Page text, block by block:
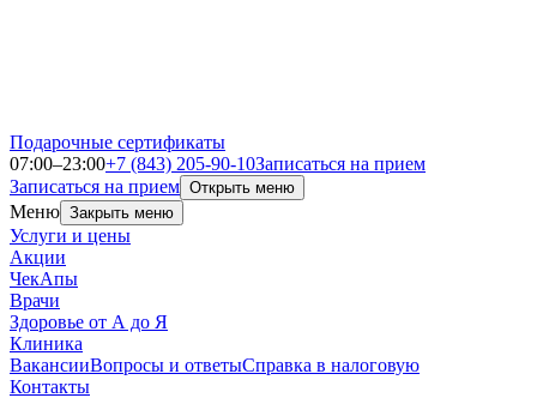
Подарочные сертификаты
07:00–23:00+7 (843) 205-90-10Записаться на прием
Записаться на прием Открыть меню
Меню Закрыть меню
Услуги и цены
Акции
ЧекАпы
Врачи
Здоровье от А до Я
Клиника
ВакансииВопросы и ответыСправка в налоговую
Контакты